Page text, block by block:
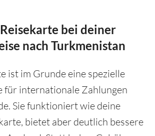
bei deiner
nach Turkmenistan
ist im Grunde eine spezielle
für internationale Zahlungen
Sie funktioniert wie deine
bietet aber deutlich bessere